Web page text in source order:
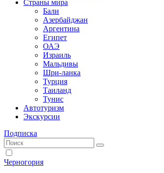
Страны мира
Бали
Азербайджан
Аргентина
Египет
ОАЭ
Израиль
Мальдивы
Шри-ланка
Турция
Таиланд
Тунис
Автотуризм
Экскурсии
Подписка
Черногория